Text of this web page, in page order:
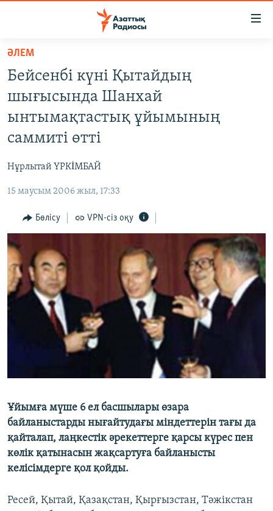
Skip
main
content
to
main
Skip
to
ЖАҢАЛЫҚТАР
ҚАҢТАР ОҚИҒАСЫ
ӘЛЕУМЕТ
ӘЛЕМ
АРНАЙЫ ЖОБАЛАР
Русский
ЖАЗЫЛЫҢЫЗ
Басқа тілдерде
ӘЛЕМ
Бейсенбі күні Қытайдың
шығысында Шанхай
ынтымақтастық ұйымының
саммиті өтті
Нұрлытай ҮРКİМБАЙ
15 маусым 2006 жыл, 17:33
Бөлісу VPN-сіз оқу
Ұйымға мүше 6 ел басшылары өзара
байланыстарды нығайтудағы міндеттерін тағы да
қайталап, лаңкестік әрекеттерге қарсы күрес пен
көлік қатынасын жақсартуға байланысты
келісімдерге қол қойды.
Ресей, Қытай, Қазақстан, Қырғызстан, Тәжікстан